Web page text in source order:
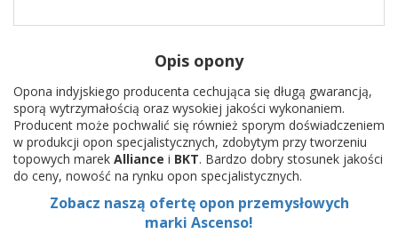
Opis opony
Opona indyjskiego producenta cechująca się długą gwarancją,
sporą wytrzymałością oraz wysokiej jakości wykonaniem.
Producent może pochwalić się również sporym doświadczeniem
w produkcji opon specjalistycznych, zdobytym przy tworzeniu
topowych marek Alliance i BKT. Bardzo dobry stosunek jakości
do ceny, nowość na rynku opon specjalistycznych.
Zobacz naszą ofertę opon przemysłowych
marki Ascenso!